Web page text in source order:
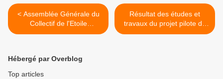
< Assemblée Générale du
Collectif de l'Etoile
Ferroviaire de Veynes
Résultat des études et
travaux du projet pilote de
mobilité durable appelé
Hébergé par Overblog
Top articles